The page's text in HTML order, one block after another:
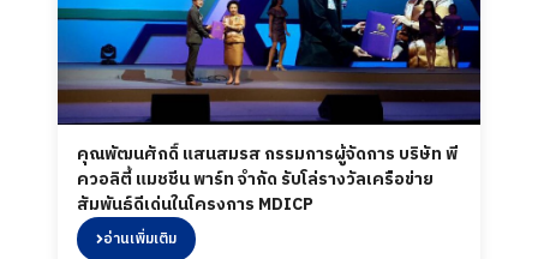
คุณพัฒนศักดิ์ แสนสมรส กรรมการผู้จัดการ บริษัท พี
ควอลิตี้ แมชชีน พาร์ท จำกัด รับโล่รางวัลเครือข่าย
สัมพันธ์ดีเด่นในโครงการ MDICP
อ่านเพิ่มเติม